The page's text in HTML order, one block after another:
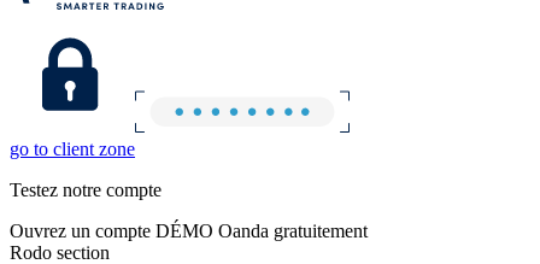
go to client zone
Testez notre compte
Ouvrez un compte DÉMO Oanda gratuitement
Rodo section